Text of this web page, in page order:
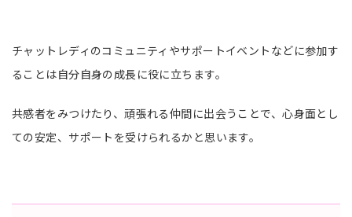
チャットレディのコミュニティやサポートイベントなどに参加す
ることは自分自身の成長に役に立ちます。
共感者をみつけたり、頑張れる仲間に出会うことで、心身面とし
ての安定、サポートを受けられるかと思います。